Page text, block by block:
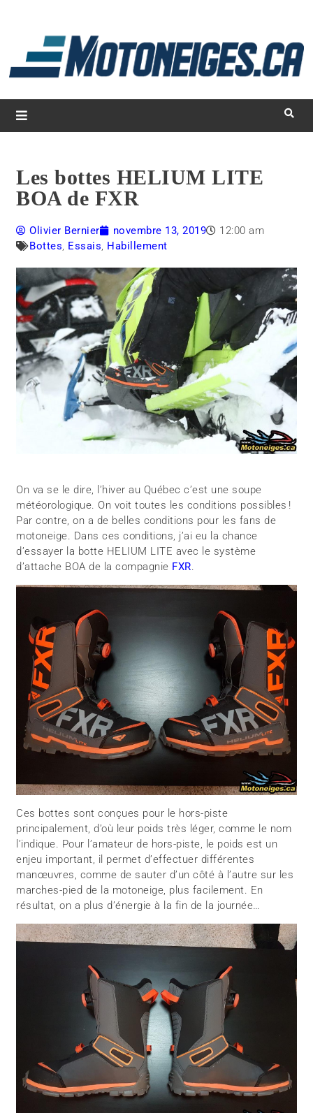
Magazine Motoneiges.ca
Les bottes HELIUM LITE
BOA de FXR
Olivier Bernier novembre 13, 2019
12:00 am
Bottes, Essais, Habillement
On va se le dire, l’hiver au Québec c’est une soupe
météorologique. On voit toutes les conditions possibles !
Par contre, on a de belles conditions pour les fans de
motoneige. Dans ces conditions, j’ai eu la chance
d’essayer la botte HELIUM LITE avec le système
d’attache BOA de la compagnie FXR.
Ces bottes sont conçues pour le hors-piste
principalement, d’où leur poids très léger, comme le nom
l’indique. Pour l’amateur de hors-piste, le poids est un
enjeu important, il permet d’effectuer différentes
manœuvres, comme de sauter d’un côté à l’autre sur les
marches-pied de la motoneige, plus facilement. En
résultat, on a plus d’énergie à la fin de la journée…